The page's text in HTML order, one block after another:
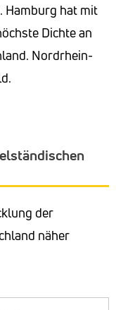
Hamburg hat mit
Dichte an
Nordrhein-
der
näher